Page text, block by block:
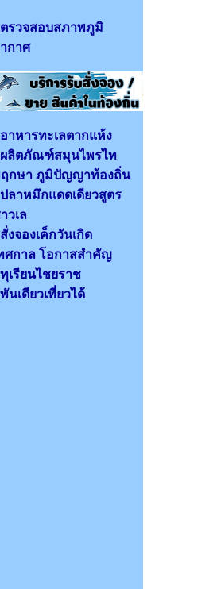
ตรวจสอบสภาพภูมิ
กาศ
อาหารทะเลตากแห้ง
ผลิตภัณฑ์สมุนไพรไท
กษา ภูมิปัญญาท้องถิ่น
ปลาหมึกแดดเดียวสูตร
วเล
สั่งจองเค็กวันเกิด
ศกาล โอกาสสำคัญ
ทุเรียนไชยราช
พันเดียวเที่ยวได้